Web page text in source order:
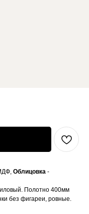
Облицовка -
Полотно 400мм
без фигареи, ровные.